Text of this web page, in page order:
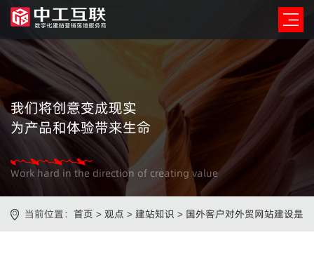
我们将创意变成现实
为产品和体验带来生命
Work hard in the direction of creating value
当前位置： 首页 > 观点 > 建站知识 > 国外客户对外贸网站建设是